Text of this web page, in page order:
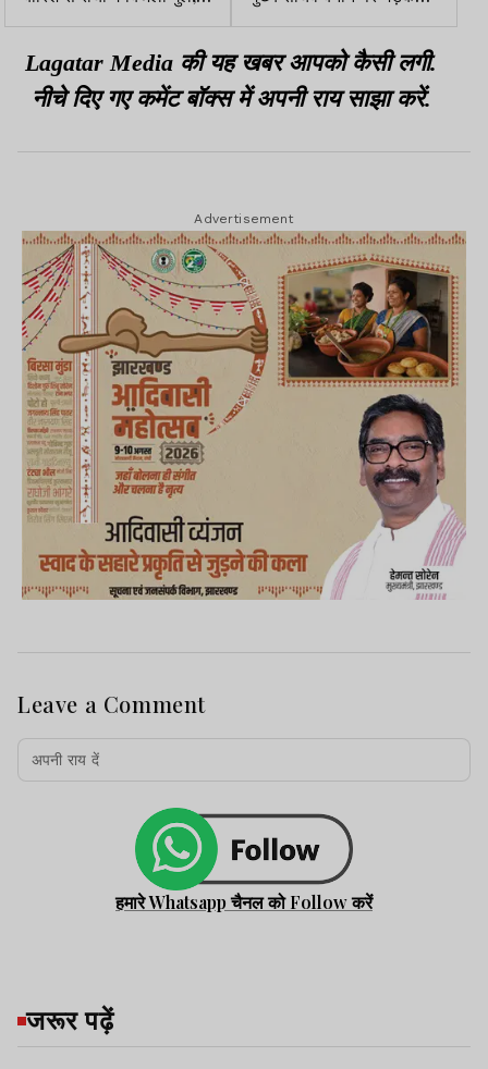
तस्वीरों में देखें हाल
इरफान अंसारी, राहुल गांधी को
भेजा पत्र
Lagatar Media की यह खबर आपको कैसी लगी.
नीचे दिए गए कमेंट बॉक्स में अपनी राय साझा करें.
Advertisement
Leave a Comment
हमारे Whatsapp चैनल को Follow करें
जरूर पढ़ें